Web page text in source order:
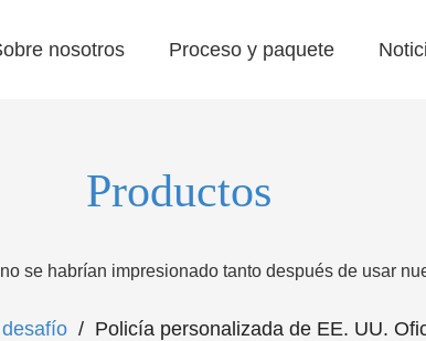
nosotros Proceso y paquete
Productos
se habrían impresionado tanto después de usar
/ Policía personalizada de EE. UU.